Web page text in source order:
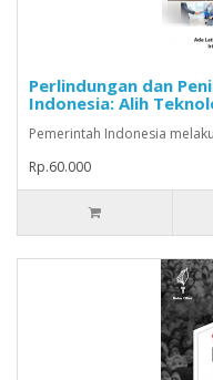
Perlindungan dan
Indonesia: Alih
Pemerintah Indonesia
Rp.60.000